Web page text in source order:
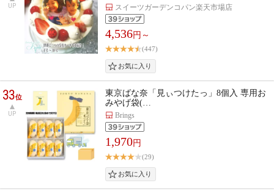
UP スイーツガーデンコパン楽天市場店
4,536円～
(447)
33位
UP
東京ばな奈「見ぃつけたっ」8個入 専用お
みやげ袋(…
Brings
1,970円
(29)